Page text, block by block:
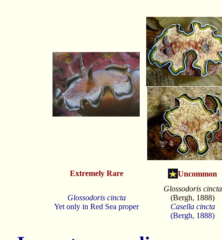
Extremely Rare Uncommon
Glossodoris cincta
Yet only in Red Sea proper
Glossodoris cincta
(Bergh, 1888)
Casella cincta
(Bergh, 1888)